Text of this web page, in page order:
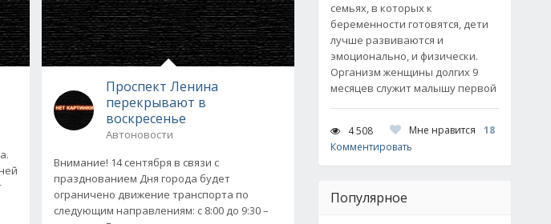
Проспект Ленина
перекрывают в
воскресенье
Автоновости
Внимание! 14 сентября в связи с
празднованием Дня города будет
ограничено движение транспорта по
следующим направлениям: с 8:00 до 9:30 –
семьях, в которых к
беременности готовятся, дети
лучше развиваются и
эмоционально, и физически.
Организм женщины долгих 9
месяцев служит малышу первой
4 508 Мне нравится
18
Комментировать
Популярное